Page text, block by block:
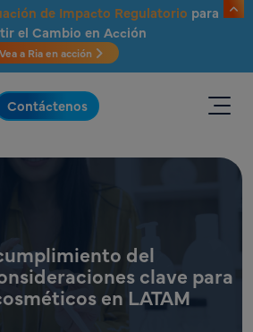
de Impacto Regulatorio para
el Cambio en Acción
Vea a Ria en acción
Contáctenos
del
clave para
en LATAM